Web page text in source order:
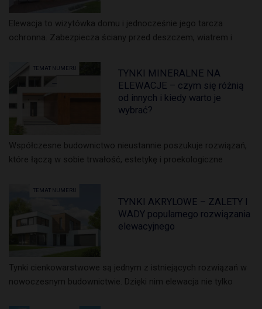
Elewacja to wizytówka domu i jednocześnie jego tarcza
ochronna. Zabezpiecza ściany przed deszczem, wiatrem i
TEMAT NUMERU
TYNKI MINERALNE NA
ELEWACJE – czym się różnią
od innych i kiedy warto je
wybrać?
Współczesne budownictwo nieustannie poszukuje rozwiązań,
które łączą w sobie trwałość, estetykę i proekologiczne
TEMAT NUMERU
TYNKI AKRYLOWE – ZALETY I
WADY popularnego rozwiązania
elewacyjnego
Tynki cienkowarstwowe są jednym z istniejących rozwiązań w
nowoczesnym budownictwie. Dzięki nim elewacja nie tylko